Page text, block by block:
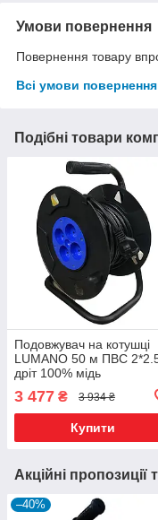
Умови повернення
Повернення товару
Всі умови повернення
Подібні товари
Подовжувач на котушці
LUMANO 50 м ПВС
дрiт 100% мідь
(конт.гр.ЛАТУНЬ)
3 477 ₴ 3 934 ₴
Купити
Акційні пропозиції
–40%